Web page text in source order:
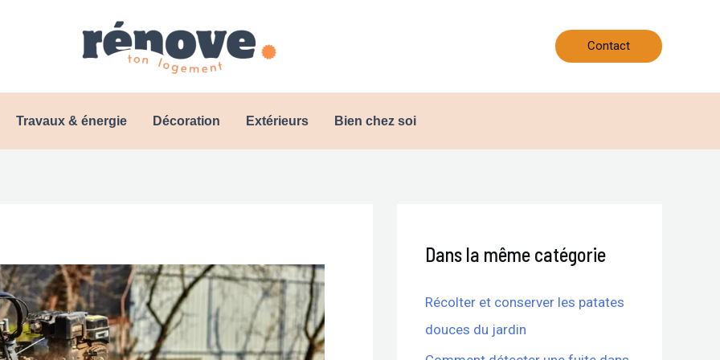
Contact
Travaux & énergie Décoration Extérieurs Bien chez soi
Dans la même catégorie
Récolter et conserver les patates
douces du jardin